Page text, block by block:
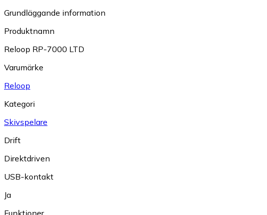
Grundläggande information
Produktnamn
Reloop RP-7000 LTD
Varumärke
Reloop
Kategori
Skivspelare
Drift
Direktdriven
USB-kontakt
Ja
Funktioner